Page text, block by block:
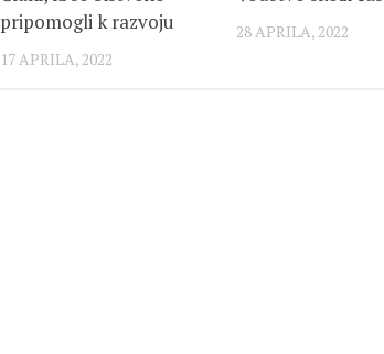
pripomogli k razvoju
17 APRILA, 2022
28 APRILA, 2022